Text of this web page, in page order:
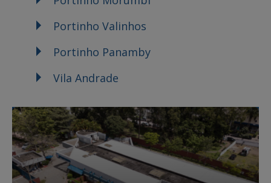
Portinho Valinhos
Portinho Panamby
Vila Andrade